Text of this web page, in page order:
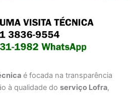
é focada na transparência
à qualidade doserviço Lofra,